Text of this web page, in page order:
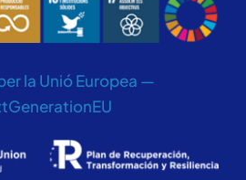
la Unió Europea —